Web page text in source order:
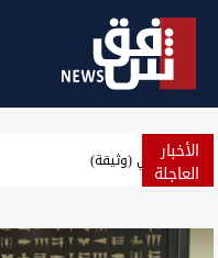
الأخبار
العاجلة صدور أمر قبض بحق